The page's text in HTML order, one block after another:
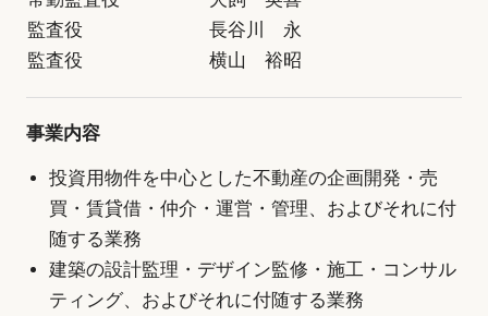
監査役
長谷川 永
監査役
横山 裕昭
事業内容
投資用物件を中心とした不動産の企画開発・売
買・賃貸借・仲介・運営・管理、およびそれに付
随する業務
建築の設計監理・デザイン監修・施工・コンサル
ティング、およびそれに付随する業務